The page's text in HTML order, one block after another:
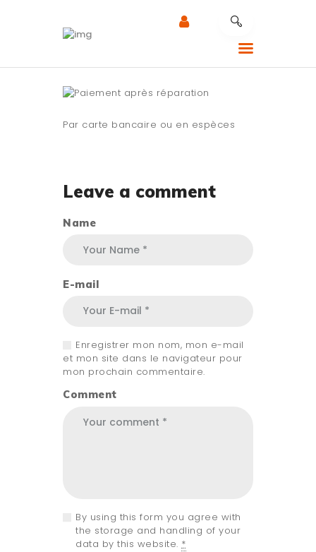
RÉPARATION MOBILE
NOTRE EXPERTISE
TRAVAIL
CONTACTEZ LE
Par carte bancaire ou en espèces
Leave a comment
Name
E-mail
Enregistrer mon nom, mon e-mail
et mon site dans le navigateur pour
mon prochain commentaire.
Comment
By using this form you agree with
the storage and handling of your
data by this website. *